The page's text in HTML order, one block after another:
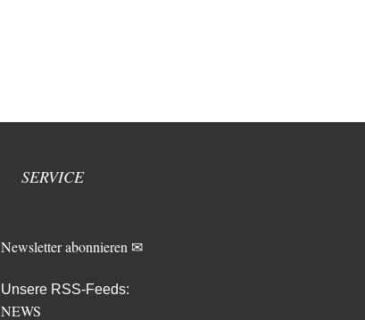
SERVICE
Newsletter abonnieren ✉
Unsere RSS-Feeds:
NEWS